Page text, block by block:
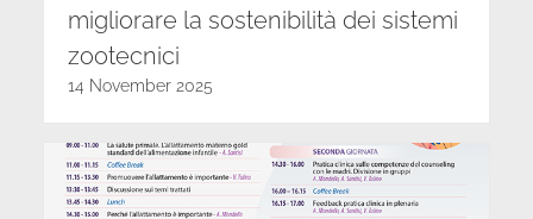
migliorare la sostenibilità dei sistemi
zootecnici
14 November 2025